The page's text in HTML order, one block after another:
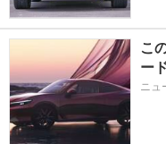
こ
ー
ニュ